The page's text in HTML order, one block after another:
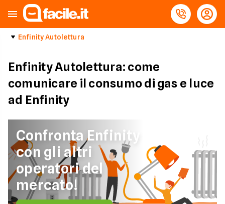
Enfinity Autolettura
Enfinity Autolettura: come
comunicare il consumo di gas e luce
ad Enfinity
Confronta Enfinity
con gli altri
operatori del
mercato!